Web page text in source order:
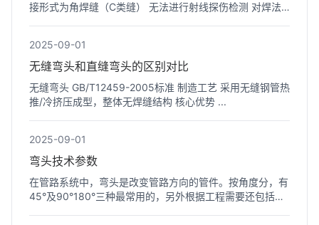
接形式为角焊缝（C类缝） 无法进行射线探伤检测 对焊法
2025-09-01
无缝弯头和直缝弯头的区别对比
无缝弯头 GB/T12459-2005标准 制造工艺 采用无缝钢管热
推/冷挤压成型，整体无焊缝结构 核心优势 ...
2025-09-01
弯头技术参数
在管路系统中，弯头是改变管路方向的管件。按角度分，有
45°及90°180°三种最常用的，另外根据工程需要还包括